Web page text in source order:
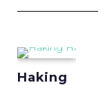
Haking